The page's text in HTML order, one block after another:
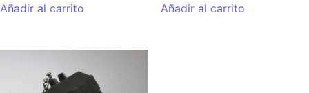
Añadir al carrito Añadir al carrito